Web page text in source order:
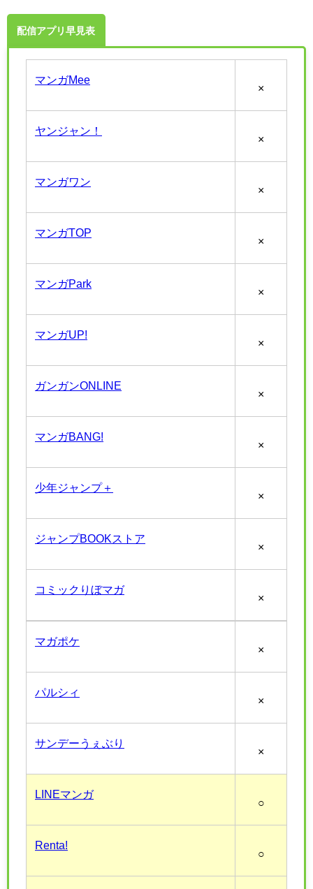
配信アプリ早見表
マンガMee
×
ヤンジャン！
×
マンガワン
×
マンガTOP
×
マンガPark
×
マンガUP!
×
ガンガンONLINE
×
マンガBANG!
×
少年ジャンプ＋
×
ジャンプBOOKストア
×
コミックりぼマガ
×
マガポケ
×
パルシィ
×
サンデーうぇぶり
×
LINEマンガ
○
Renta!
○